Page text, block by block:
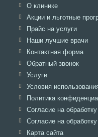
О клиникеОткроется
в
вкладке
Акции и льготные
Прайс на услуги
в
вкладке
Наши лучшие врачи
Контактная форма
Обратный звонок
УслугиОткроется
в
вкладке
Условия
Политика
Согласие на
Согласие на
Карта сайтаОткроется